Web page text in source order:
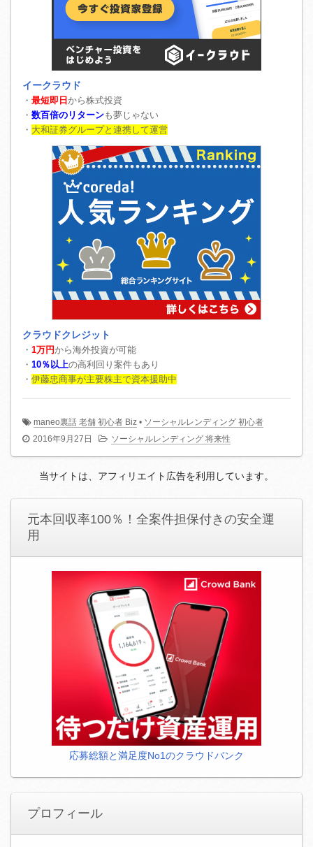
イークラウド
・ 最短即日から株式投資
・ 数百倍のリターンも夢じゃない
・ 大和証券グループと連携して運営
クラウドクレジット
・ 1万円から海外投資が可能
・ 10％以上の高利回り案件もあり
・ 伊藤忠商事が主要株主で資本援助中
maneo裏話 老舗 初心者 Biz • ソーシャルレンディング 初心者
2016年9月27日
ソーシャルレンディング 将来性
当サイトは、アフィリエイト広告を利用しています。
元本回収率100％！全案件担保付きの安全運
用
応募総額と満足度No1のクラウドバンク
プロフィール